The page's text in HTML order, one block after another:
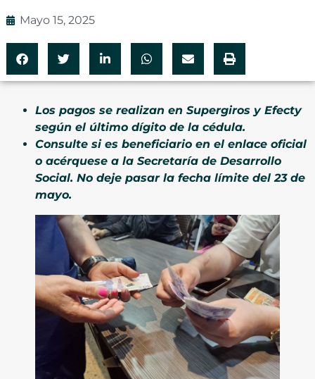
Mayo 15, 2025
Los pagos se realizan en Supergiros y Efecty
según el último dígito de la cédula.
Consulte si es beneficiario en el enlace oficial
o acérquese a la Secretaría de Desarrollo
Social. No deje pasar la fecha límite del 23 de
mayo.